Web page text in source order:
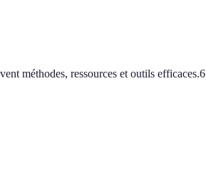
méthodes, ressources et outils efficaces.6